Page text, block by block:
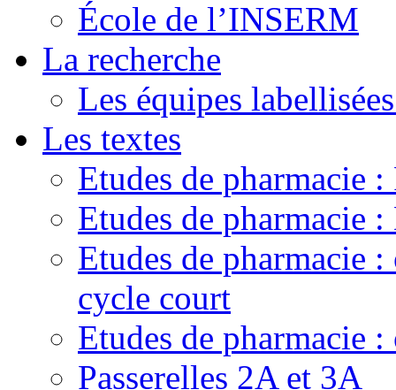
École de l’INSERM
La recherche
Les équipes
Les textes
Etudes de pharmacie :
Etudes de pharmacie
Etudes de pharmacie
cycle court
Etudes de pharmacie
Passerelles 2A et 3A